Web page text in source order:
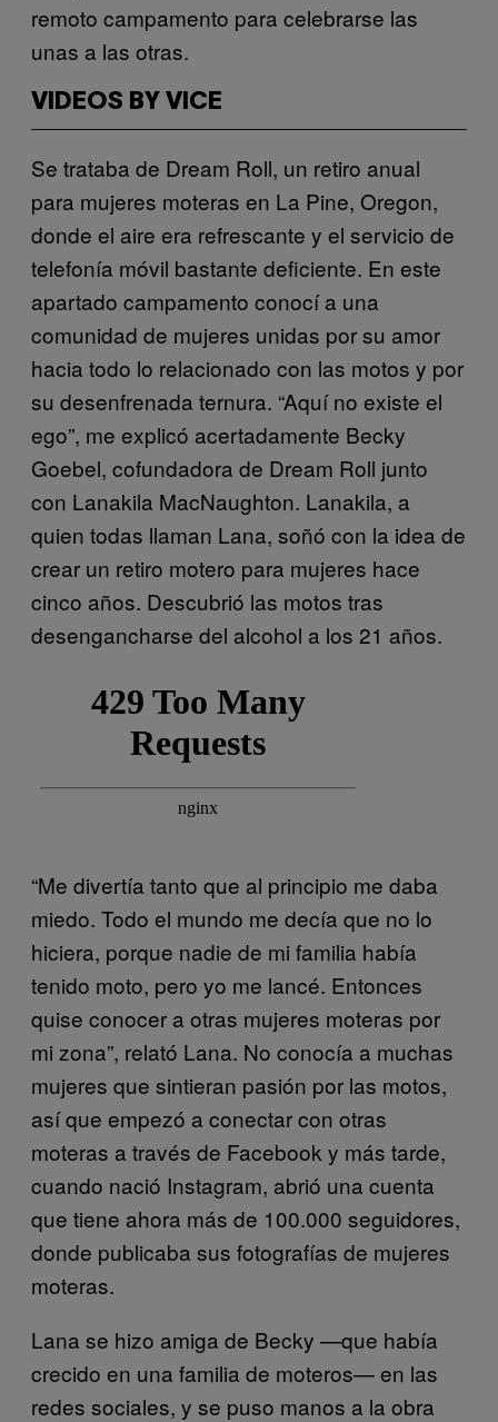
remoto campamento para celebrarse las
unas a las otras.
VIDEOS BY VICE
Se trataba de Dream Roll, un retiro anual
para mujeres moteras en La Pine, Oregon,
donde el aire era refrescante y el servicio de
telefonía móvil bastante deficiente. En este
apartado campamento conocí a una
comunidad de mujeres unidas por su amor
hacia todo lo relacionado con las motos y por
su desenfrenada ternura. “Aquí no existe el
ego”, me explicó acertadamente Becky
Goebel, cofundadora de Dream Roll junto
con Lanakila MacNaughton. Lanakila, a
quien todas llaman Lana, soñó con la idea de
crear un retiro motero para mujeres hace
cinco años. Descubrió las motos tras
desengancharse del alcohol a los 21 años.
“Me divertía tanto que al principio me daba
miedo. Todo el mundo me decía que no lo
hiciera, porque nadie de mi familia había
tenido moto, pero yo me lancé. Entonces
quise conocer a otras mujeres moteras por
mi zona”, relató Lana. No conocía a muchas
mujeres que sintieran pasión por las motos,
así que empezó a conectar con otras
moteras a través de Facebook y más tarde,
cuando nació Instagram, abrió una cuenta
que tiene ahora más de 100.000 seguidores,
donde publicaba sus fotografías de mujeres
moteras.
Lana se hizo amiga de Becky —que había
crecido en una familia de moteros— en las
redes sociales, y se puso manos a la obra